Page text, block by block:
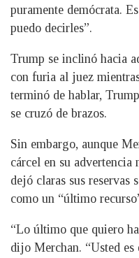
puramente demócrata.
puedo decirles”.
Trump se inclinó hacia
con furia al juez
terminó de hablar,
se cruzó de brazos.
Sin embargo, aunque
cárcel en su advertencia
dejó claras sus reservas
como un “último
“Lo último que quiero
dijo Merchan. “Usted es